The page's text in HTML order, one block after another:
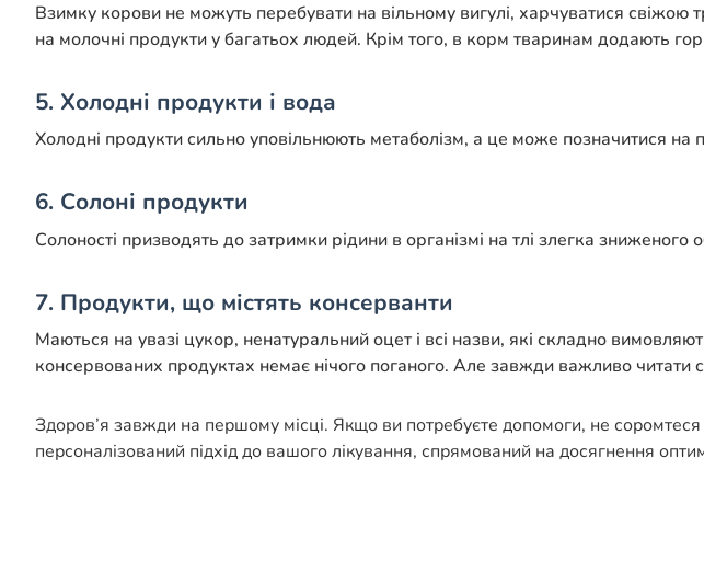
Взимку корови не можуть перебувати на вільному вигулі, харчуватися
на молочні продукти у багатьох людей. Крім того, в корм тваринам додають
5. Холодні продукти і вода
Холодні продукти сильно уповільнюють метаболізм, а це може позначитися на
6. Солоні продукти
Солоності призводять до затримки рідини в організмі на тлі злегка зниженого
7. Продукти, що містять консерванти
Маються на увазі цукор, ненатуральний оцет і всі назви, які складно
консервованих продуктах немає нічого поганого. Але завжди важливо читати
Здоров’я завжди на першому місці. Якщо ви потребуєте допомоги, не соромтеся
персоналізований підхід до вашого лікування, спрямований на досягнення